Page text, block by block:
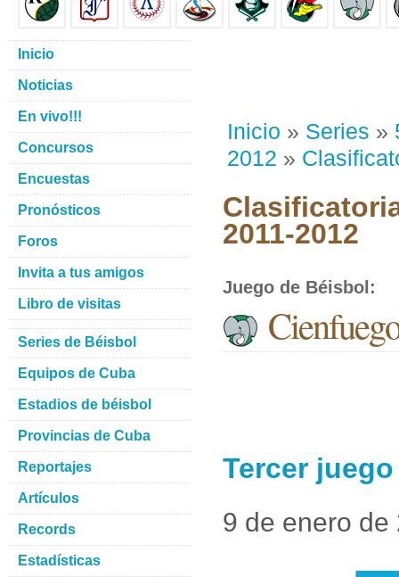
Inicio » Series »
2012 »
2011-2012
Juego de Béisbol :
Tercer
9 de enero de
Inicio
Noticias
En vivo!!!
Concursos
Encuestas
Pronósticos
Foros
Invita a tus amigos
Libro de visitas
Series de Béisbol
Equipos de Cuba
Estadios de béisbol
Provincias de Cuba
Reportajes
Artículos
Records
Estadísticas